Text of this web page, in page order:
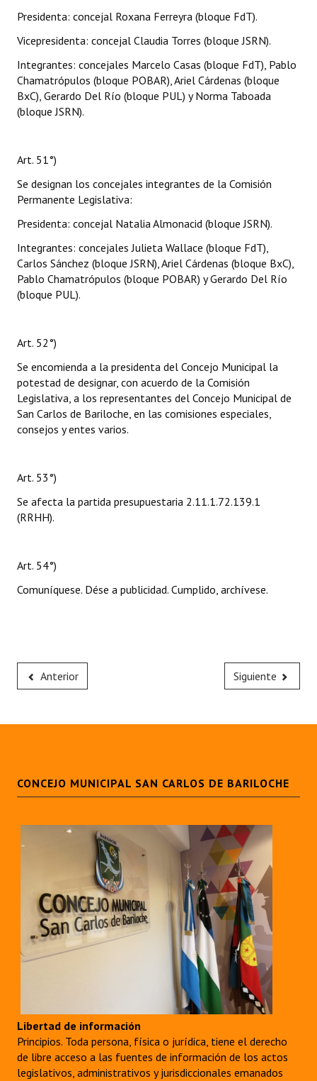
Presidenta: concejal Roxana Ferreyra (bloque FdT).
Vicepresidenta: concejal Claudia Torres (bloque JSRN).
Integrantes: concejales Marcelo Casas (bloque FdT), Pablo
Chamatrópulos (bloque POBAR), Ariel Cárdenas (bloque
BxC), Gerardo Del Río (bloque PUL) y Norma Taboada
(bloque JSRN).
Art. 51°)
Se designan los concejales integrantes de la Comisión
Permanente Legislativa:
Presidenta: concejal Natalia Almonacid (bloque JSRN).
Integrantes: concejales Julieta Wallace (bloque FdT),
Carlos Sánchez (bloque JSRN), Ariel Cárdenas (bloque BxC),
Pablo Chamatrópulos (bloque POBAR) y Gerardo Del Río
(bloque PUL).
Art. 52°)
Se encomienda a la presidenta del Concejo Municipal la
potestad de designar, con acuerdo de la Comisión
Legislativa, a los representantes del Concejo Municipal de
San Carlos de Bariloche, en las comisiones especiales,
consejos y entes varios.
Art. 53°)
Se afecta la partida presupuestaria 2.11.1.72.139.1
(RRHH).
Art. 54°)
Comuníquese. Dése a publicidad. Cumplido, archívese.
Anterior Siguiente
CONCEJO MUNICIPAL SAN CARLOS DE BARILOCHE
Libertad de información
Principios. Toda persona, física o jurídica, tiene el derecho
de libre acceso a las fuentes de información de los actos
legislativos, administrativos y jurisdiccionales emanados